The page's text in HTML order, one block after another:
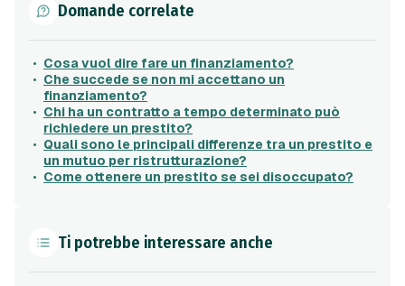
Domande correlate
Cosa vuol dire fare un finanziamento?
Che succede se non mi accettano un
finanziamento?
Chi ha un contratto a tempo determinato può
richiedere un prestito?
Quali sono le principali differenze tra un prestito e
un mutuo per ristrutturazione?
Come ottenere un prestito se sei disoccupato?
Ti potrebbe interessare anche